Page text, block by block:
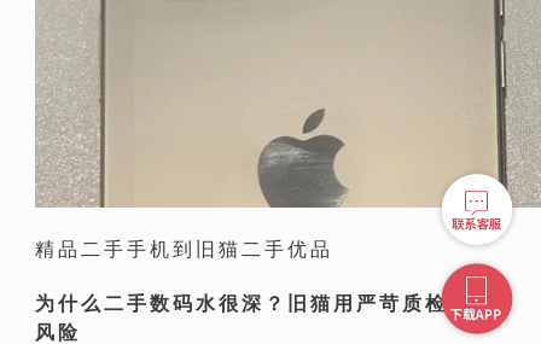
精品二手手机到旧猫二手优品
为什么二手数码水很深？旧猫用严苛质检对冲
风险